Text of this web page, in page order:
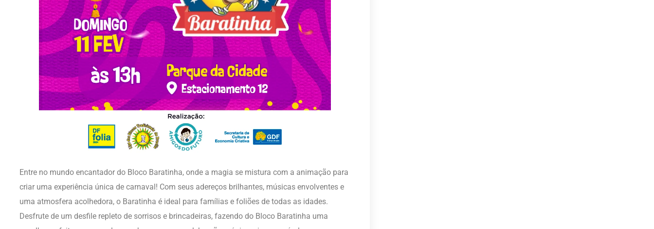
Entre no mundo encantador do Bloco Baratinha, onde a magia se mistura com a animação para
criar uma experiência única de carnaval! Com seus adereços brilhantes, músicas envolventes e
uma atmosfera acolhedora, o Baratinha é ideal para famílias e foliões de todas as idades.
Desfrute de um desfile repleto de sorrisos e brincadeiras, fazendo do Bloco Baratinha uma